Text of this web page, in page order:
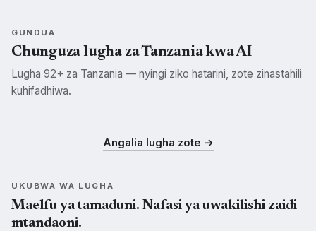
GUNDUA
Chunguza lugha za Tanzania kwa AI
Lugha 92+ za Tanzania — nyingi ziko hatarini, zote zinastahili
kuhifadhiwa.
Angalia lugha zote →
UKUBWA WA LUGHA
Maelfu ya tamaduni. Nafasi ya uwakilishi zaidi
mtandaoni.